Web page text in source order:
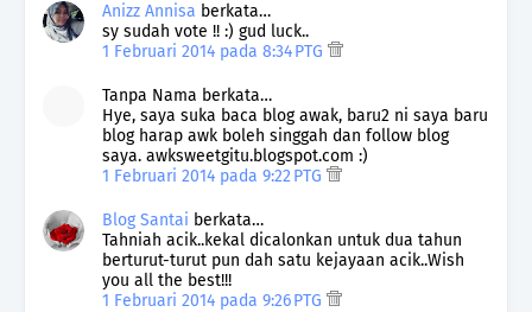
Anizz Annisa berkata…
sy sudah vote !! :) gud luck..
1 Februari 2014 pada 8:34 PTG
Tanpa Nama berkata…
Hye, saya suka baca blog awak, baru2 ni saya baru
blog harap awk boleh singgah dan follow blog
saya. awksweetgitu.blogspot.com :)
1 Februari 2014 pada 9:22 PTG
Blog Santai berkata…
Tahniah acik..kekal dicalonkan untuk dua tahun
berturut-turut pun dah satu kejayaan acik..Wish
you all the best!!!
1 Februari 2014 pada 9:26 PTG